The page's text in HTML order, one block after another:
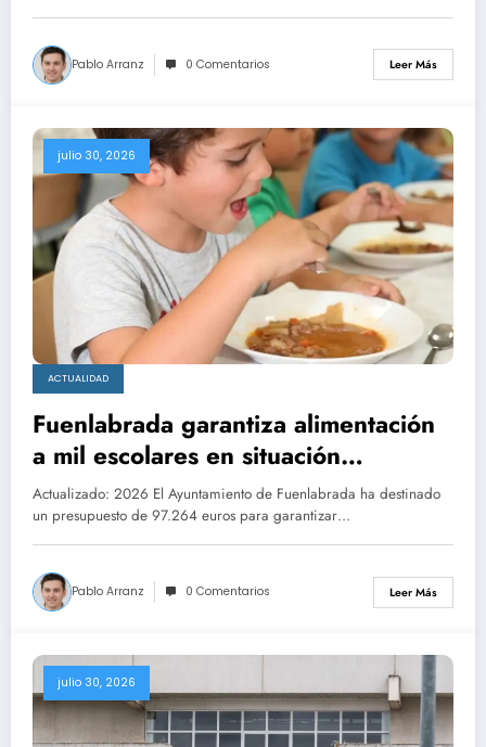
Pablo Arranz 0 Comentarios Leer Más
julio 30, 2026
ACTUALIDAD
Fuenlabrada garantiza alimentación
a mil escolares en situación
vulnerable este verano
Actualizado: 2026 El Ayuntamiento de Fuenlabrada ha destinado
un presupuesto de 97.264 euros para garantizar…
Pablo Arranz 0 Comentarios Leer Más
julio 30, 2026